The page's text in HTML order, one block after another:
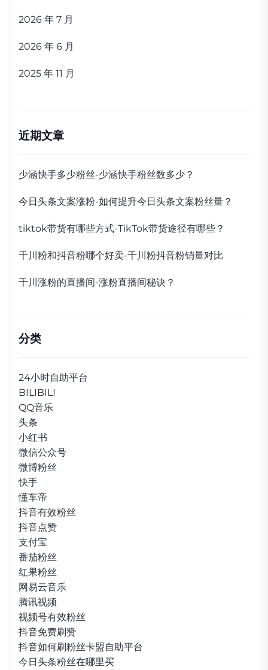
2026 年 7 月
2026 年 6 月
2025 年 11 月
近期文章
少涵快手多少粉丝-少涵快手粉丝数多少？
今日头条文案涨粉-如何提升今日头条文案粉丝量？
tiktok带货有哪些方式-TikTok带货途径有哪些？
千川粉和抖音粉哪个好卖-千川粉抖音粉销量对比
千川涨粉的直播间-涨粉直播间秘诀？
分类
24小时自助平台
BILIBILI
QQ音乐
头条
小红书
微信公众号
微博粉丝
快手
懂车帝
抖音有效粉丝
抖音点赞
支付宝
番茄粉丝
红果粉丝
网易云音乐
腾讯视频
视频号有效粉丝
抖音免费刷赞
抖音如何刷粉丝卡盟自助平台
今日头条粉丝在哪里买